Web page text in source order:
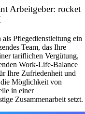
Arbeitgeber: rocket
Pflegedienstleitung ein
Team, das Ihre
tariflichen Vergütung,
Work-Life-Balance
Ihre Zufriedenheit und
Möglichkeit von
in einer
Zusammenarbeit setzt.